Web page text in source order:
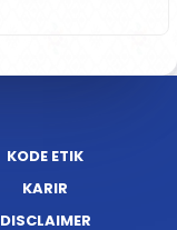
KODE ETIK
KARIR
DISCLAIMER